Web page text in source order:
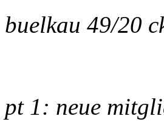
buelkau 49/20
pt 1: neue